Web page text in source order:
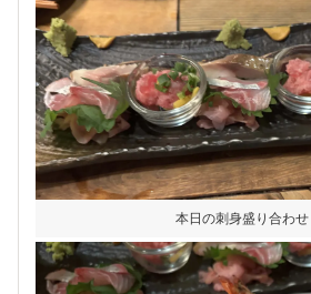
本日の刺身盛り合わ